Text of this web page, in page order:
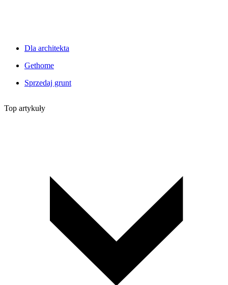
Dla architekta
Gethome
Sprzedaj grunt
Top artykuły